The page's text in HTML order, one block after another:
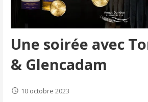
Une soirée avec
& Glencadam
10 octobre 2023